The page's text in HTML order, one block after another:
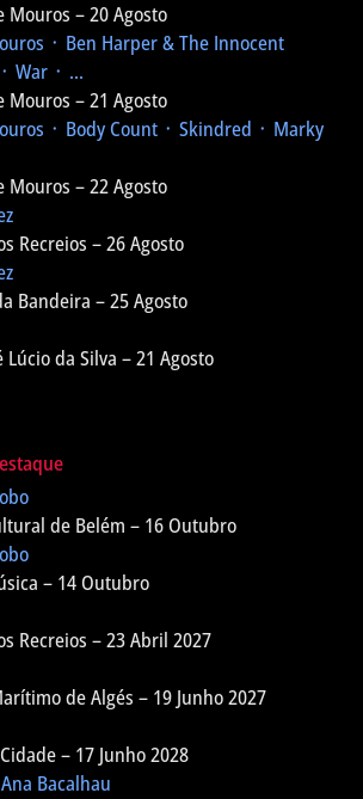
Mouros – 20 Agosto
᛫ Ben Harper & The Innocent
War ᛫ ...
Mouros – 21 Agosto
᛫ Body Count ᛫ Skindred ᛫ Marky
Mouros – 22 Agosto
Recreios – 26 Agosto
Bandeira – 25 Agosto
Lúcio da Silva – 21 Agosto
de Belém – 16 Outubro
– 14 Outubro
Recreios – 23 Abril 2027
de Algés – 19 Junho 2027
– 17 Junho 2028
Bacalhau